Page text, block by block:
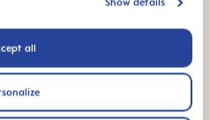
all
une téterelle
téterelle MAM